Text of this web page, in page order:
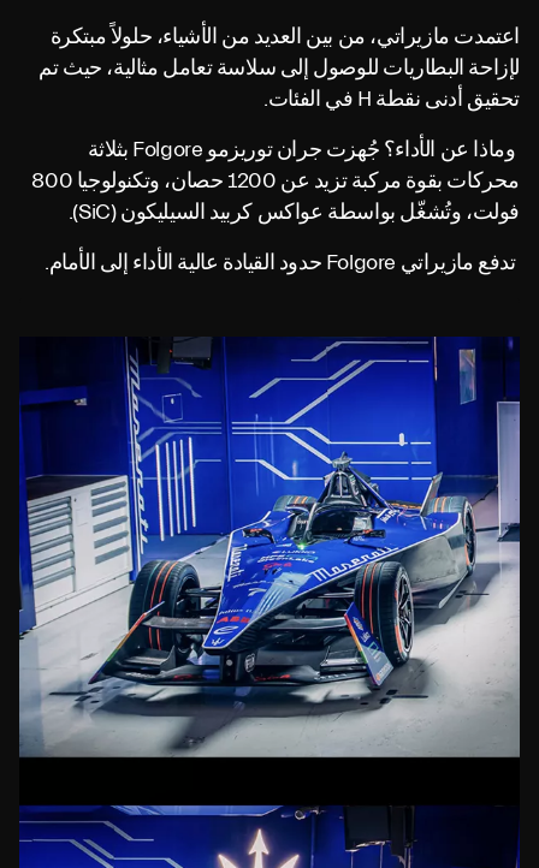
اعتمدت مازيراتي، من بين العديد من الأشياء، حلولاً مبتكرة
لإزاحة البطاريات للوصول إلى سلاسة تعامل مثالية، حيث تم
تحقيق أدنى نقطة H في الفئات.
وماذا عن الأداء؟ جُهزت جران توريزمو Folgore بثلاثة
محركات بقوة مركبة تزيد عن 1200 حصان، وتكنولوجيا 800
فولت، وتُشغّل بواسطة عواكس كربيد السيليكون (SiC).
تدفع مازيراتي Folgore حدود القيادة عالية الأداء إلى الأمام.